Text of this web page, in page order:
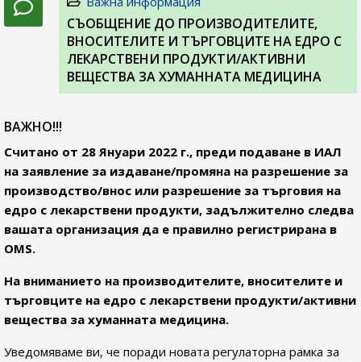
СЪОБЩЕНИЕ ДО ПРОИЗВОДИТЕЛИТЕ,
ВНОСИТЕЛИТЕ И ТЪРГОВЦИТЕ НА ЕДРО С
ЛЕКАРСТВЕНИ ПРОДУКТИ/АКТИВНИ
ВЕЩЕСТВА ЗА ХУМАННАТА МЕДИЦИНА
ВАЖНО!!!
Считано от 28 Януари 2022 г., преди подаване в ИАЛ
на заявление за издаване/промяна на разрешение за
производство/внос или разрешение за търговия на
едро с лекарствени продукти, задължително следва
вашата организация да е правилно регистрирана в
OMS.
На вниманието на производителите, вносителите и
търговците на едро с лекарствени продукти/активни
вещества за хуманната медицина.
Уведомяваме ви, че поради новата регулаторна рамка за